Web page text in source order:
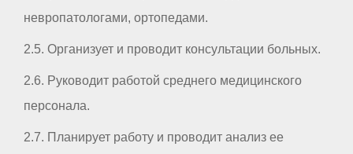
невропатологами, ортопедами.
2.5. Организует и проводит консультации больных.
2.6. Руководит работой среднего медицинского
персонала.
2.7. Планирует работу и проводит анализ ее